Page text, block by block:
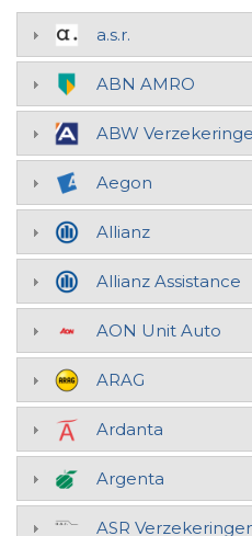
a.s.r.
ABN AMRO
ABW
Aegon
Allianz
Allianz Assistance
AON Unit Auto
ARAG
Ardanta
Argenta
ASR